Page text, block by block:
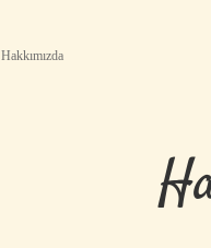
Hakkımızda